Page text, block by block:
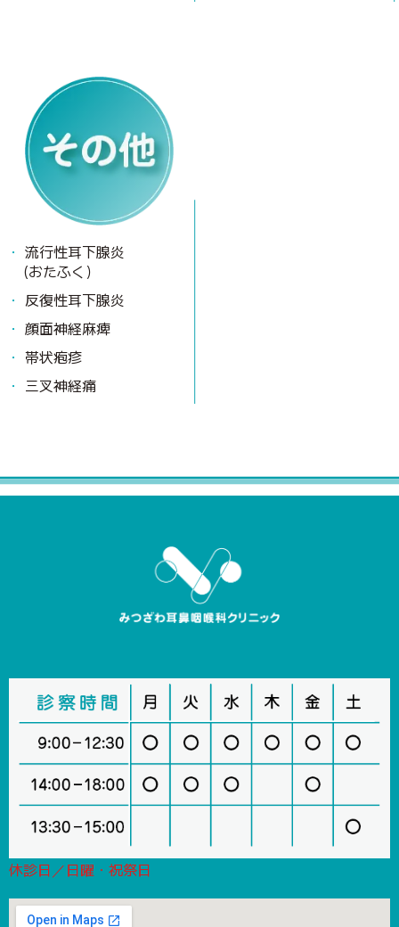
流行性耳下腺炎
(おたふく）
反復性耳下腺炎
顔面神経麻痺
帯状疱疹
三叉神経痛
休診日／日曜・祝祭日